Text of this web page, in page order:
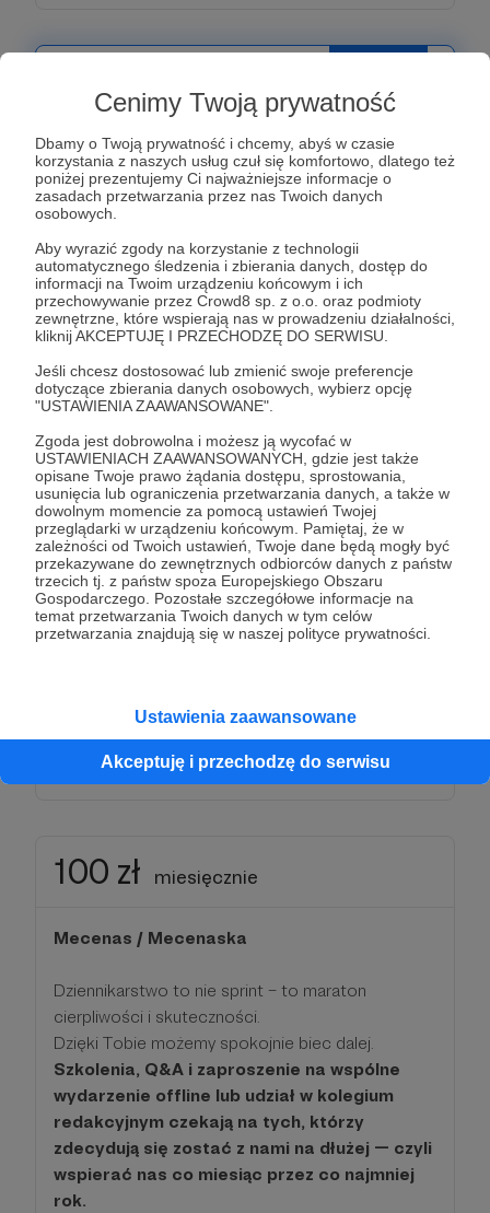
Cenimy Twoją prywatność
Dbamy o Twoją prywatność i chcemy, abyś w czasie
korzystania z naszych usług czuł się komfortowo, dlatego też
poniżej prezentujemy Ci najważniejsze informacje o
zasadach przetwarzania przez nas Twoich danych
osobowych.
Aby wyrazić zgody na korzystanie z technologii
automatycznego śledzenia i zbierania danych, dostęp do
informacji na Twoim urządzeniu końcowym i ich
przechowywanie przez Crowd8 sp. z o.o. oraz podmioty
zewnętrzne, które wspierają nas w prowadzeniu działalności,
kliknij AKCEPTUJĘ I PRZECHODZĘ DO SERWISU.
Jeśli chcesz dostosować lub zmienić swoje preferencje
dotyczące zbierania danych osobowych, wybierz opcję
"USTAWIENIA ZAAWANSOWANE".
Zgoda jest dobrowolna i możesz ją wycofać w
USTAWIENIACH ZAAWANSOWANYCH, gdzie jest także
opisane Twoje prawo żądania dostępu, sprostowania,
usunięcia lub ograniczenia przetwarzania danych, a także w
dowolnym momencie za pomocą ustawień Twojej
przeglądarki w urządzeniu końcowym. Pamiętaj, że w
zależności od Twoich ustawień, Twoje dane będą mogły być
przekazywane do zewnętrznych odbiorców danych z państw
trzecich tj. z państw spoza Europejskiego Obszaru
Gospodarczego. Pozostałe szczegółowe informacje na
temat przetwarzania Twoich danych w tym celów
przetwarzania znajdują się w naszej polityce prywatności.
Ustawienia zaawansowane
Akceptuję i przechodzę do serwisu
Analityk / Analityczka
Wiemy, że nie odpuścisz. My też nie.
Ten próg pozwala nam prowadzić śledztwa do
końca – nawet jeśli trwają miesiące.
Jeżeli zostaniesz z nami przez okrągły rok,
zyskasz dostęp do szkoleń online – np. o
OSINT, fact-checkingu czy bezpieczeństwie.
Patroni: 21
50 zł miesięcznie
Insider / Insidera
Od tego progu zaczyna się realny wpływ.
Dzięki Tobie możemy zadzwonić do kolejnego
Q&A z zespołem Fundacji (raz w roku)
Patroni: 9
100 zł miesięcznie
Mecenas / Mecenaska
Dziennikarstwo to nie sprint – to maraton
cierpliwości i skuteczności.
Dzięki Tobie możemy spokojnie biec dalej.
Szkolenia, Q&A i zaproszenie na wspólne
wydarzenie offline lub udział w kolegium
redakcyjnym czekają na tych, którzy
zdecydują się zostać z nami na dłużej — czyli
wspierać nas co miesiąc przez co najmniej
rok.